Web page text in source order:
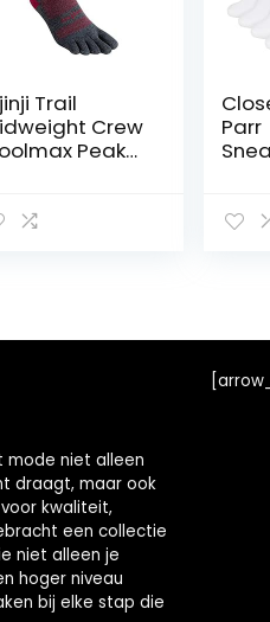
Trail
Crew
Peak
Parr
mode niet alleen
draagt, maar ook
kwaliteit,
een collectie
niet alleen je
hoger niveau
bij elke stap die